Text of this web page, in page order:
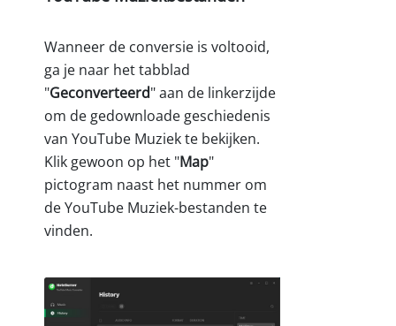
Wanneer de conversie is voltooid,
ga je naar het tabblad
"Geconverteerd" aan de linkerzijde
om de gedownloade geschiedenis
van YouTube Muziek te bekijken.
Klik gewoon op het "Map"
pictogram naast het nummer om
de YouTube Muziek-bestanden te
vinden.